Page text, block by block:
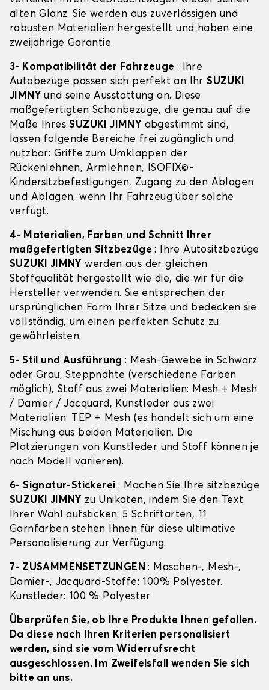
alten Glanz. Sie werden aus zuverlässigen und
robusten Materialien hergestellt und haben eine
zweijährige Garantie.
3- Kompatibilität der Fahrzeuge : Ihre
Autobezüge passen sich perfekt an IhrSUZUKI
JIMNY und seine Ausstattung an. Diese
maßgefertigten Schonbezüge, die genau auf die
Maße IhresSUZUKI JIMNY abgestimmt sind,
lassen folgende Bereiche frei zugänglich und
nutzbar: Griffe zum Umklappen der
Rückenlehnen, Armlehnen, ISOFIX©-
Kindersitzbefestigungen, Zugang zu den Ablagen
und Ablagen, wenn Ihr Fahrzeug über solche
verfügt.
4- Materialien, Farben und Schnitt Ihrer
maßgefertigten Sitzbezüge: Ihre Autositzbezüge
SUZUKI JIMNY werden aus der gleichen
Stoffqualität hergestellt wie die, die wir für die
Hersteller verwenden. Sie entsprechen der
ursprünglichen Form Ihrer Sitze und bedecken sie
vollständig, um einen perfekten Schutz zu
gewährleisten.
5- Stil und Ausführung: Mesh-Gewebe in Schwarz
oder Grau, Steppnähte (verschiedene Farben
möglich), Stoff aus zwei Materialien: Mesh + Mesh
/ Damier / Jacquard, Kunstleder aus zwei
Materialien: TEP + Mesh (es handelt sich um eine
Mischung aus beiden Materialien. Die
Platzierungen von Kunstleder und Stoff können je
nach Modell variieren).
6- Signatur-Stickerei : Machen Sie Ihre sitzbezüge
SUZUKI JIMNY zu Unikaten, indem Sie den Text
Ihrer Wahl aufsticken: 5 Schriftarten, 11
Garnfarben stehen Ihnen für diese ultimative
Personalisierung zur Verfügung.
7- ZUSAMMENSETZUNGEN: Maschen-, Mesh-,
Damier-, Jacquard-Stoffe: 100% Polyester.
Kunstleder: 100 % Polyester
Überprüfen Sie, ob Ihre Produkte Ihnen gefallen.
Da diese nach Ihren Kriterien personalisiert
werden, sind sie vom Widerrufsrecht
ausgeschlossen. Im Zweifelsfall wenden Sie sich
bitte an uns.